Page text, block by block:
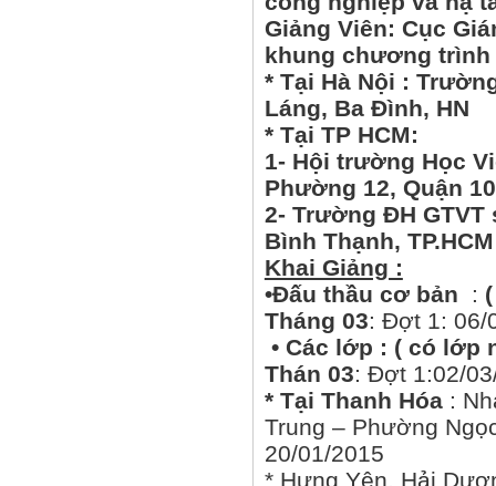
Giảng Viên: Cục
khung chương trình
* Tại Hà Nội :
Láng, Ba Đình, HN
* Tại TP
1- Hội trường Học
Phường 12, Quận
2- Trường ĐH GTVT
Bình Thạnh, TP.HCM
Khai Giảng :
•Đấu thầu cơ bản :
Tháng 03: Đợt 1: 06/
• Các lớp : ( có lớp
Thán 03: Đợt 1:02/
* Tại Thanh Hóa:
Trung – Phường
20/01/2015
* Hưng Yên, Hải